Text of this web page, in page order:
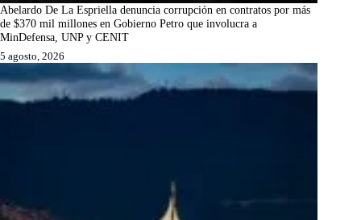
Abelardo De La Espriella denuncia corrupción en contratos por más
de $370 mil millones en Gobierno Petro que involucra a
MinDefensa, UNP y CENIT
5 agosto, 2026